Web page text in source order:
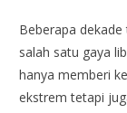
Beberapa
salah satu gaya
hanya memberi
ekstrem tetapi